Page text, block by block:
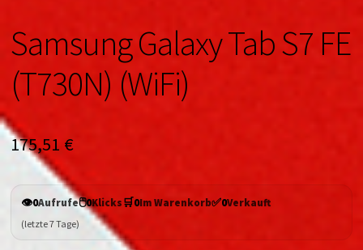
Samsung Galaxy Tab S7 FE
(T730N) (WiFi)
175,51 €
👁️0Aufrufe🖱️0Klicks🛒0Im Warenkorb✅0Verkauft
(letzte 7 Tage)